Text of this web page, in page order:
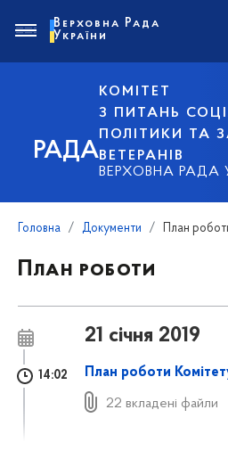
РАДА
КОМІТЕТ
З ПИТАНЬ
ПОЛІТИКИ ТА
ВЕТЕРАНІВ
ВЕРХОВНА РАДА
Верховна Рада
України
Головна Документи План
План роботи
21 січня 2019
14:02 План роботи
22 вкладені файли